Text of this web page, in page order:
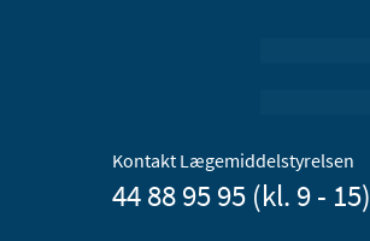
Kontakt Lægemiddelstyrelsen
44 88 95 95 (kl. 9 - 15)